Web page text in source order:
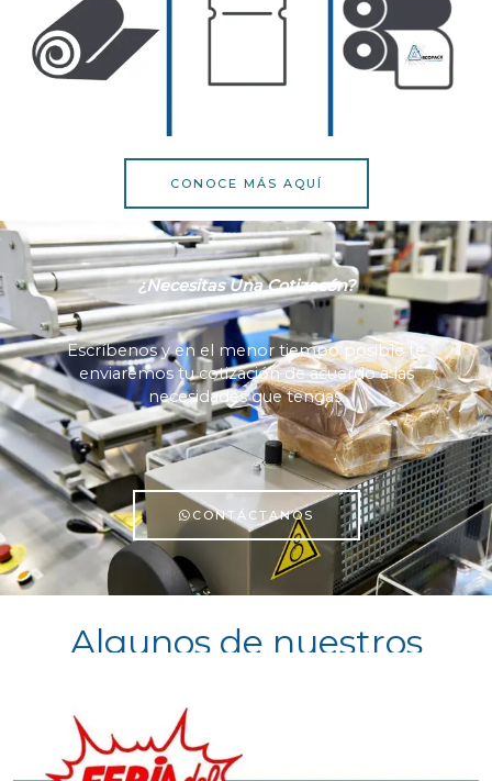
CONOCE MÁS AQUÍ
¿necesitas Una Cotizacón?
Escríbenos y en el menor tiempo posible te
enviaremos tu cotización de acuerdo a las
necesidades que tengas.
CONTÁCTANOS
Algunos de nuestros